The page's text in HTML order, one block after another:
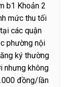
b1 Khoản 2
mức thu tối
các quận
phường nội
ký thường
nhưng không
đồng/lần